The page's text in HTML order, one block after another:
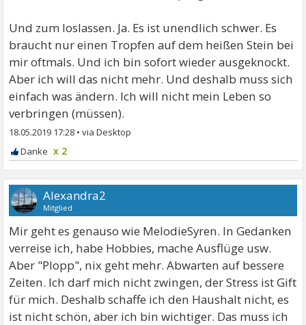
Und zum loslassen. Ja. Es ist unendlich schwer. Es
braucht nur einen Tropfen auf dem heißen Stein bei
mir oftmals. Und ich bin sofort wieder ausgeknockt.
Aber ich will das nicht mehr. Und deshalb muss sich
einfach was ändern. Ich will nicht mein Leben so
verbringen (müssen).
18.05.2019 17:28 •
x 2
Alexandra2
Mitglied
Mir geht es genauso wie MelodieSyren. In Gedanken
verreise ich, habe Hobbies, mache Ausflüge usw.
Aber "Plopp", nix geht mehr. Abwarten auf bessere
Zeiten. Ich darf mich nicht zwingen, der Stress ist Gift
für mich. Deshalb schaffe ich den Haushalt nicht, es
ist nicht schön, aber ich bin wichtiger. Das muss ich